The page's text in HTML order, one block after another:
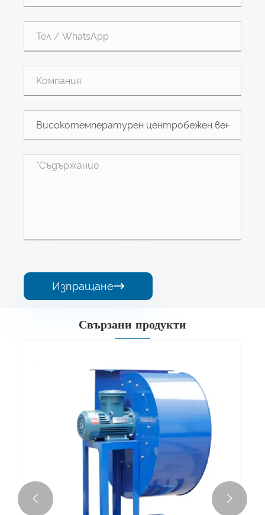
Изпращане
Свързани продукти
 